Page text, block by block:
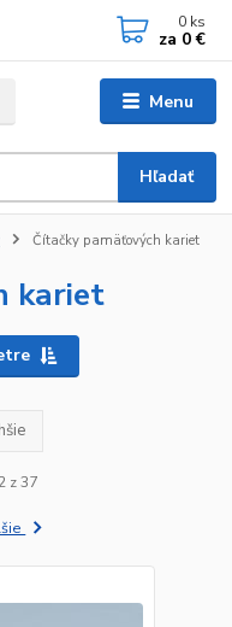
Menu
Hľadať
0 ks
za 0 €
Čítačky pamäťových kariet
kariet
z 37